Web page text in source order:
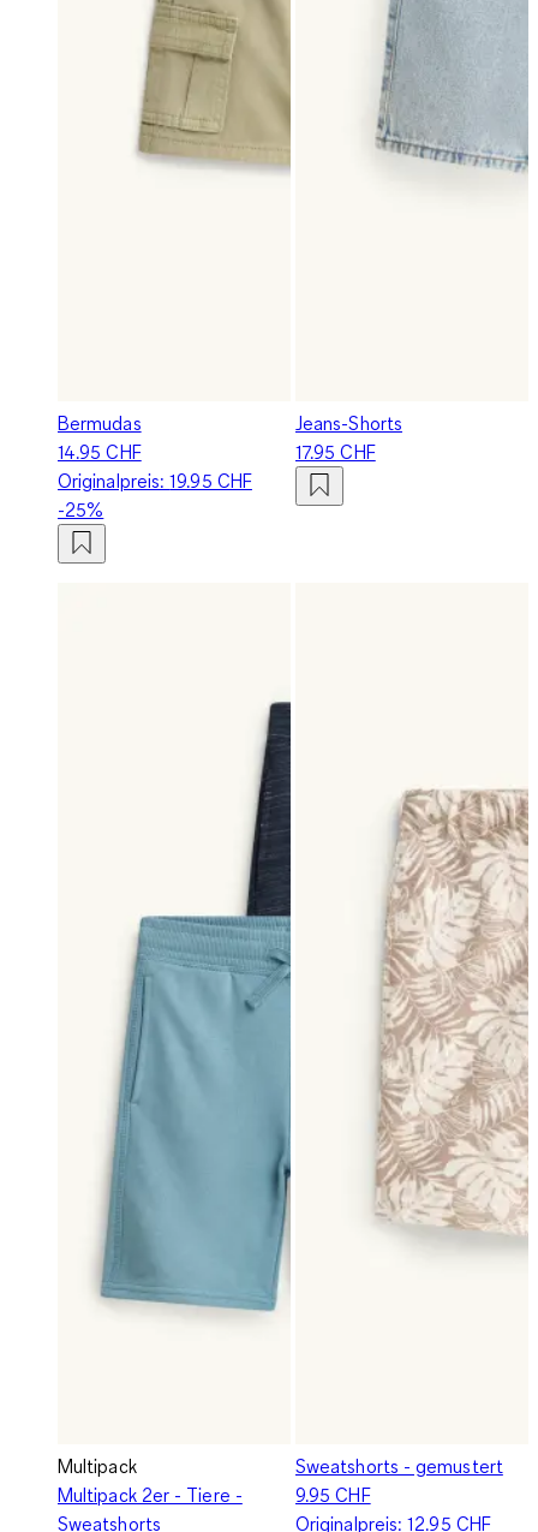
Bermudas
14.95 CHF
Originalpreis:19.95 CHF
-25%
Jeans-Shorts
17.95 CHF
Multipack
Multipack 2er - Tiere -
Sweatshorts
Sweatshorts - gemustert
9.95 CHF
Originalpreis:12.95 CHF